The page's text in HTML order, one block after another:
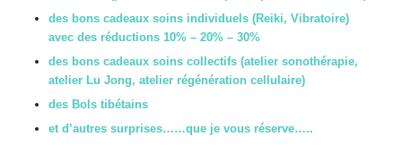
des bons cadeaux soins individuels (Reiki, Vibratoire)
avec des réductions 10% – 20% – 30%
des bons cadeaux soins collectifs (atelier sonothérapie,
atelier Lu Jong, atelier régénération cellulaire)
des Bols tibétains
et d’autres surprises……que je vous réserve…..